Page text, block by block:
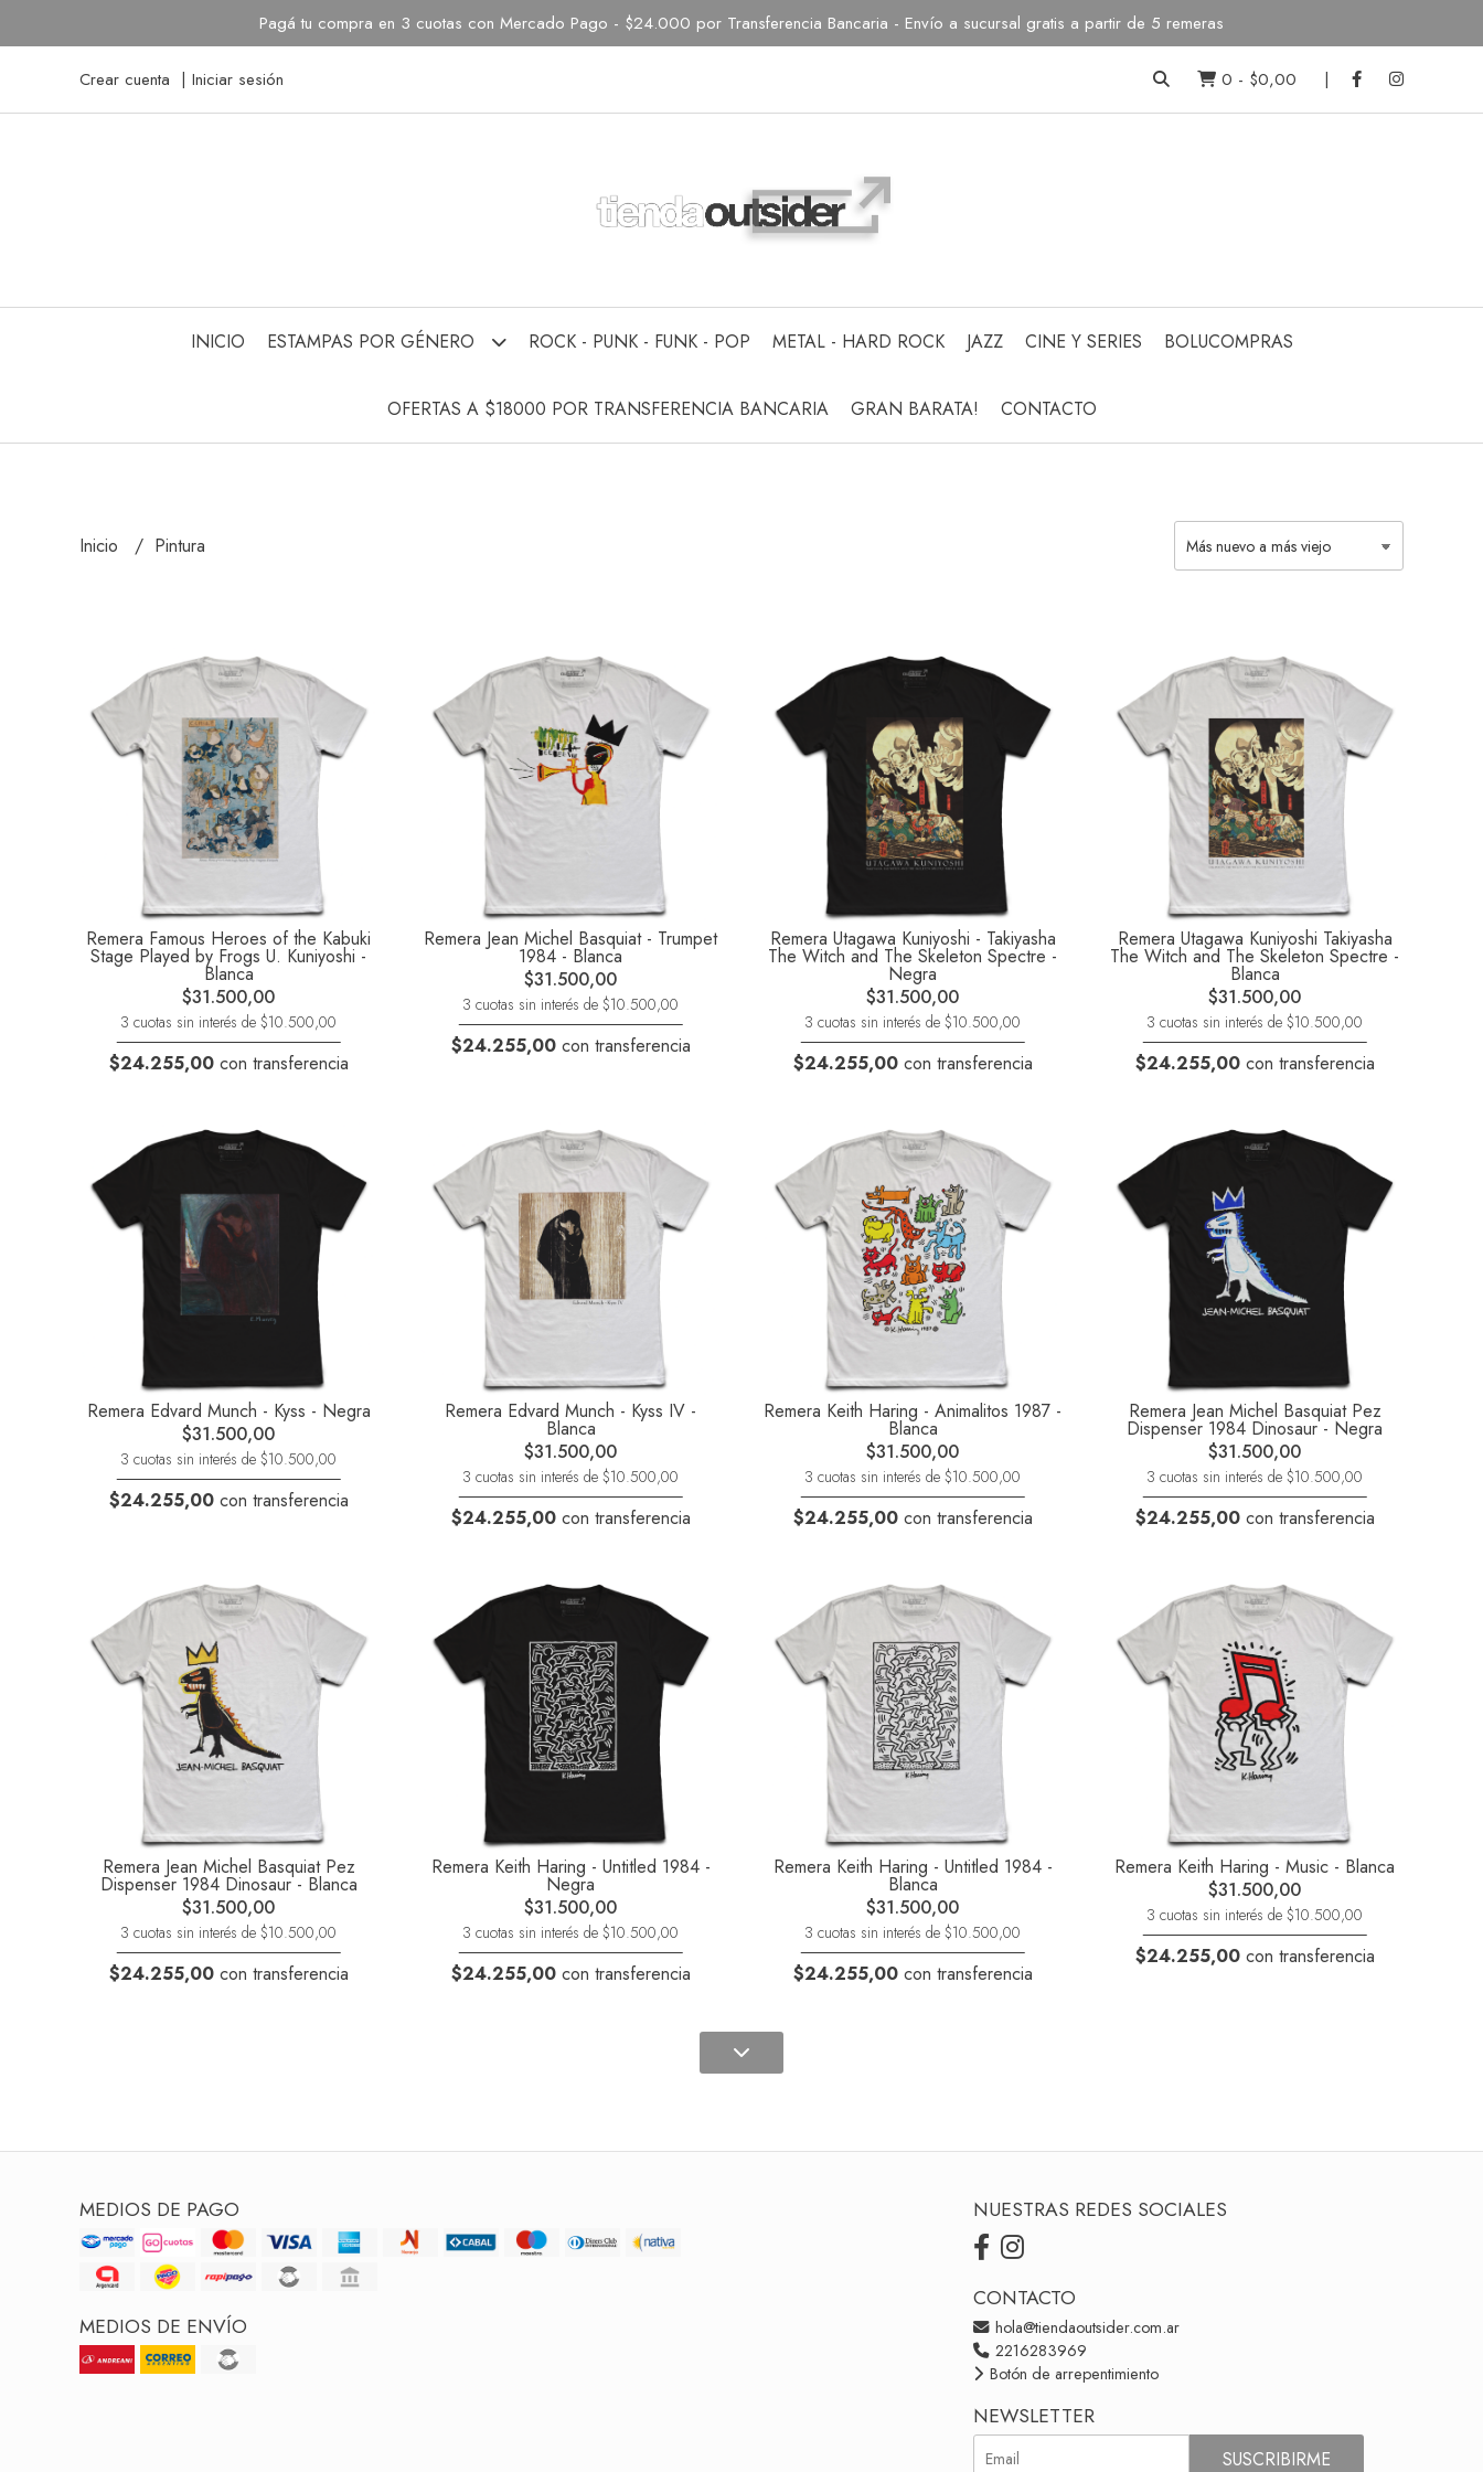
Pagá tu compra en 3 cuotas con Mercado Pago - $24.000 por Transferencia Bancaria - Envío a sucursal gratis a partir de 5 remeras
Crear cuenta Iniciar sesión 0 - $0,00
INICIO ESTAMPAS POR GÉNERO ROCK - PUNK - FUNK - POP METAL - HARD ROCK JAZZ CINE Y SERIES BOLUCOMPRAS
OFERTAS A $18000 POR TRANSFERENCIA BANCARIA GRAN BARATA! CONTACTO
Inicio Pintura
Remera Famous Heroes of the Kabuki
Stage Played by Frogs U. Kuniyoshi -
Blanca
$31.500,00
3 cuotas sin interés de $10.500,00
$24.255,00con transferencia
Remera Jean Michel Basquiat - Trumpet
1984 - Blanca
$31.500,00
3 cuotas sin interés de $10.500,00
$24.255,00con transferencia
Remera Utagawa Kuniyoshi - Takiyasha
The Witch and The Skeleton Spectre -
Negra
$31.500,00
3 cuotas sin interés de $10.500,00
$24.255,00con transferencia
Remera Utagawa Kuniyoshi Takiyasha
The Witch and The Skeleton Spectre -
Blanca
$31.500,00
3 cuotas sin interés de $10.500,00
$24.255,00con transferencia
Remera Edvard Munch - Kyss - Negra
$31.500,00
3 cuotas sin interés de $10.500,00
$24.255,00con transferencia
Remera Edvard Munch - Kyss IV -
Blanca
$31.500,00
3 cuotas sin interés de $10.500,00
$24.255,00con transferencia
Remera Keith Haring - Animalitos 1987 -
Blanca
$31.500,00
3 cuotas sin interés de $10.500,00
$24.255,00con transferencia
Remera Jean Michel Basquiat Pez
Dispenser 1984 Dinosaur - Negra
$31.500,00
3 cuotas sin interés de $10.500,00
$24.255,00con transferencia
Remera Jean Michel Basquiat Pez
Dispenser 1984 Dinosaur - Blanca
$31.500,00
3 cuotas sin interés de $10.500,00
$24.255,00con transferencia
Remera Keith Haring - Untitled 1984 -
Negra
$31.500,00
3 cuotas sin interés de $10.500,00
$24.255,00con transferencia
Remera Keith Haring - Untitled 1984 -
Blanca
$31.500,00
3 cuotas sin interés de $10.500,00
$24.255,00con transferencia
Remera Keith Haring - Music - Blanca
$31.500,00
3 cuotas sin interés de $10.500,00
$24.255,00con transferencia
MEDIOS DE PAGO
MEDIOS DE ENVÍO
NUESTRAS REDES SOCIALES
CONTACTO
hola@tiendaoutsider.com.ar
2216283969
Botón de arrepentimiento
NEWSLETTER
SUSCRIBIRME